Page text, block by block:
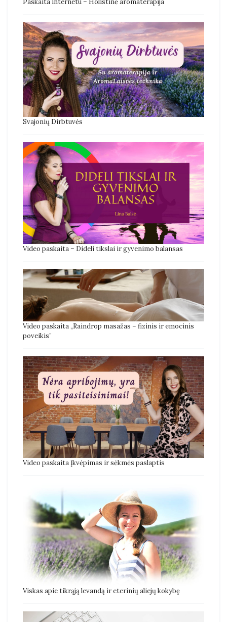
Svajonių Dirbtuvės
Video paskaita – Dideli tikslai ir gyvenimo balansas
Video paskaita „Raindrop masažas – fizinis ir emocinis
poveikis”
Video paskaita Įkvėpimas ir sėkmės paslaptis
Viskas apie tikrąją levandą ir eterinių aliejų kokybę